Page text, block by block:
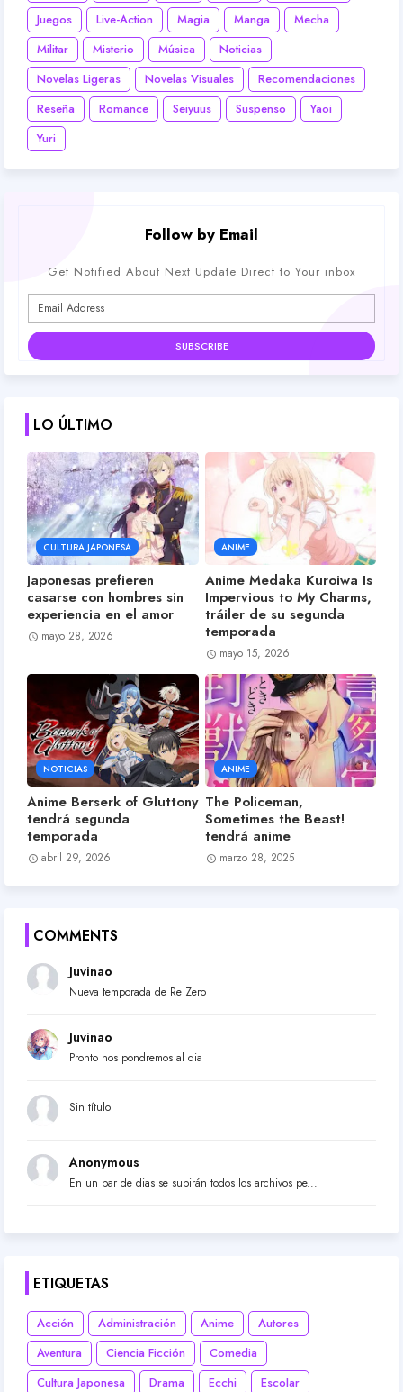
Juegos
Live-Action Magia Manga
Mecha
Militar
Misterio Música
Noticias
Novelas Ligeras
Novelas Visuales
Recomendaciones
Reseña
Romance Seiyuus Suspenso
Yaoi
Yuri
Follow by Email
Get Notified About Next Update Direct to Your inbox
LO ÚLTIMO
CULTURA JAPONESA
Japonesas prefieren
casarse con hombres sin
experiencia en el amor
mayo 28, 2026
ANIME
Anime Medaka Kuroiwa Is
Impervious to My Charms,
tráiler de su segunda
temporada
mayo 15, 2026
NOTICIAS
Anime Berserk of Gluttony
tendrá segunda
temporada
abril 29, 2026
ANIME
The Policeman,
Sometimes the Beast!
tendrá anime
marzo 28, 2025
COMMENTS
Juvinao
Nueva temporada de Re Zero
Juvinao
Pronto nos pondremos al dia
Sin título
Anonymous
En un par de dias se subirán todos los archivos pe...
ETIQUETAS
Acción Administración Anime
Autores
Aventura
Ciencia Ficción
Comedia
Cultura Japonesa
Drama Ecchi
Escolar